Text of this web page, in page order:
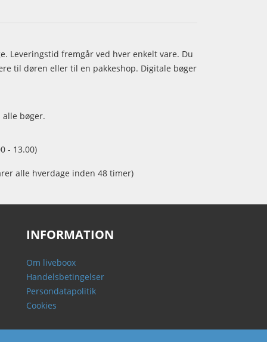
Leveringstid fremgår ved hver enkelt vare. Du
til døren eller til en pakkeshop. Digitale bøger
bøger.
- 13.00)
alle hverdage inden 48 timer)
INFORMATION
Om liveboox
Handelsbetingelser
Persondatapolitik
Cookies